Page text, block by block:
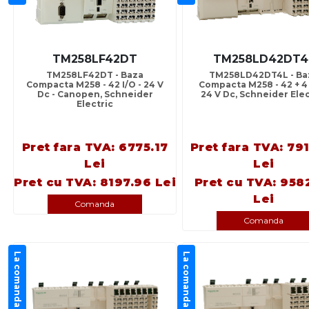
TM258LF42DT
TM258LF42DT - Baza
Compacta M258 - 42 I/O - 24 V
Dc - Canopen, Schneider
Electric
Pret fara TVA: 6775.17
Lei
Pret cu TVA: 8197.96 Lei
Comanda
TM258LD42DT4L -
Compacta M258 - 42 +
24 V Dc, Schneider
Pret fara TVA:
Lei
Pret cu TVA:
Lei
Comanda
La comanda La comanda